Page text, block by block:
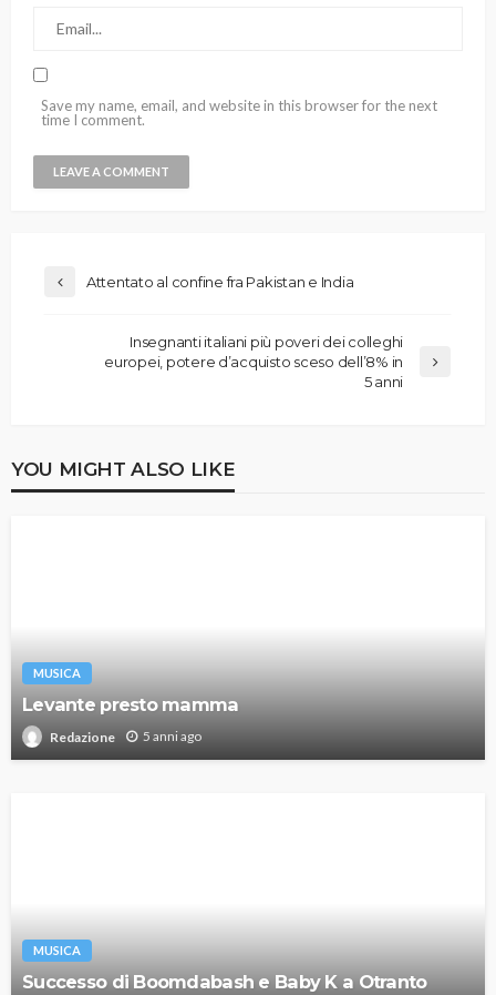
Save my name, email, and website in this browser for the next
time I comment.
Attentato al confine fra Pakistan e India
Insegnanti italiani più poveri dei colleghi
europei, potere d’acquisto sceso dell’8% in
5 anni
YOU MIGHT ALSO LIKE
MUSICA
Levante presto mamma
Redazione 5 anni ago
MUSICA
Successo di Boomdabash e Baby K a Otranto